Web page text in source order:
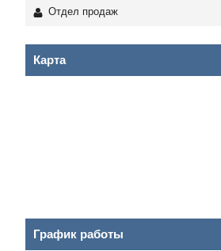
Отдел продаж
Карта
График работы